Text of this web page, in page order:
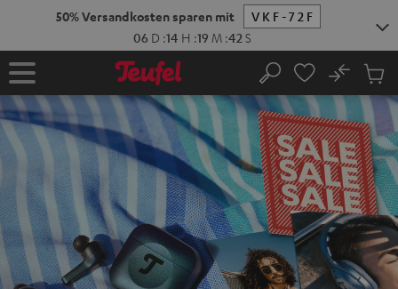
Startseite Suche
No
im